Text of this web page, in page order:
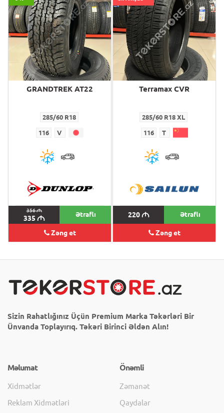
GRANDTREK AT22
285/60 R18
116 V
356M
335 M Ətraflı
Zəng et
Terramax CVR
285/60 R18 XL
116 T
220M Ətraflı
Zəng et
Sizin Rahatlığınız Üçün Premium Marka Təkərləri Bir
Ünvanda Toplayırıq. Təkəri Birinci Əldən Alın!
Məlumat
Xidmətlər
Reklam Xidmətləri
Önəmli
Zəmanət
Qaydalar